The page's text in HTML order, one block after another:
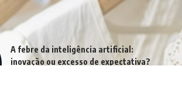
A febre da inteligência artificial:
inovação ou excesso de expectativa?